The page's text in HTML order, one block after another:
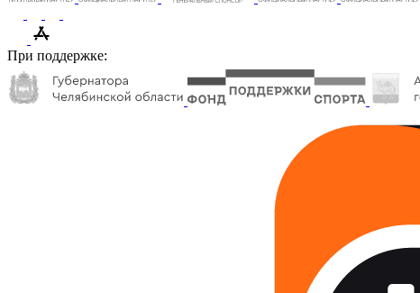
При поддержке: